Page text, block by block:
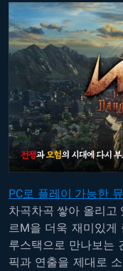
PC로 플레이 가능한
차곡차곡 쌓아 올리고
르M을 더욱 재미있게
루스택으로 만나보는
픽과 연출을 제대로